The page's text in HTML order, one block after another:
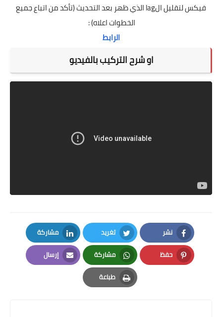
فيكس لتقليل الlag الذي ظهر بعد التحديث (تأكد من اتباع جميع
الخطوات اعلاه) :
الرابط
او شرح التركيب بالفيديو
نشر
Facebook
تغريد
Twitter
مشاركة
LinkedIn
حفظ
Pinterest
مشاركة
Whatsapp
إرسال
Email
طباعة
Print